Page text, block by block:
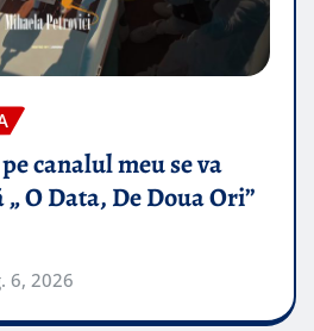
canalul meu se va
O Data, De Doua Ori”
6, 2026